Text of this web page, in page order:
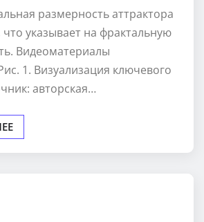
размерность аттрактора
что указывает на фрактальную
Видеоматериалы
1. Визуализация ключевого
авторская…